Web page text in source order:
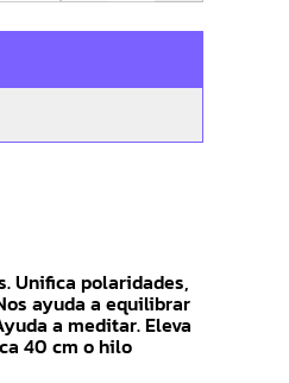
Unifica polaridades,
ayuda a equilibrar
a meditar. Eleva
40 cm o hilo